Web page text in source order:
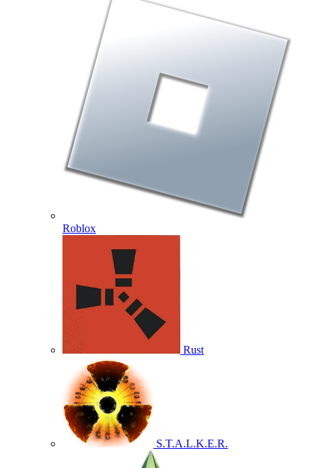
Roblox
Rust
S.T.A.L.K.E.R.